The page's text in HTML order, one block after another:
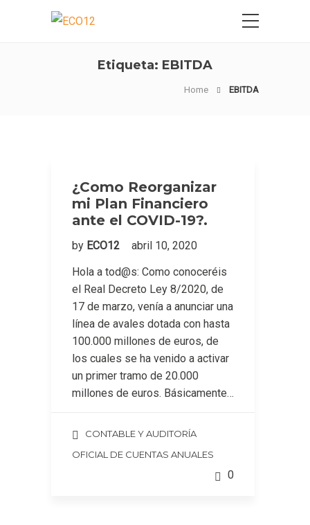
Etiqueta: EBITDA
Home EBITDA
¿Como Reorganizar
mi Plan Financiero
ante el COVID-19?.
by ECO12
abril 10, 2020
Hola a tod@s: Como conoceréis
el Real Decreto Ley 8/2020, de
17 de marzo, venía a anunciar una
línea de avales dotada con hasta
100.000 millones de euros, de
los cuales se ha venido a activar
un primer tramo de 20.000
millones de euros. Básicamente…
CONTABLE Y AUDITORÍA
OFICIAL DE CUENTAS ANUALES
0